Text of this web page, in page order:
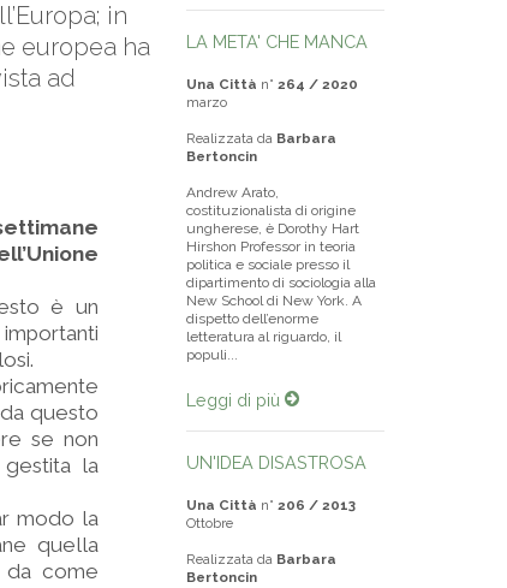
in
europea ha
ad
è un
questo
se non
la
modo la
quella
da come
LA META' CHE MANCA
Una Città n° 264 / 2020
marzo
Realizzata da Barbara
Bertoncin
Andrew Arato,
costituzionalista di origine
ungherese, è Dorothy Hart
Hirshon Professor in teoria
politica e sociale presso il
dipartimento di sociologia alla
New School di New York. A
dispetto dell’enorme
letteratura al riguardo, il
populi...
Leggi di più
UN'IDEA DISASTROSA
Una Città n° 206 / 2013
Ottobre
Realizzata da Barbara
Bertoncin